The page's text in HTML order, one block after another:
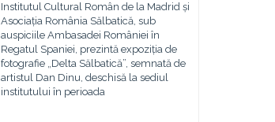
Institutul Cultural Român de la Madrid și
Asociația România Sălbatică, sub
auspiciile Ambasadei României în
Regatul Spaniei, prezintă expoziția de
fotografie „Delta Sălbatică”, semnată de
artistul Dan Dinu, deschisă la sediul
institutului în perioada